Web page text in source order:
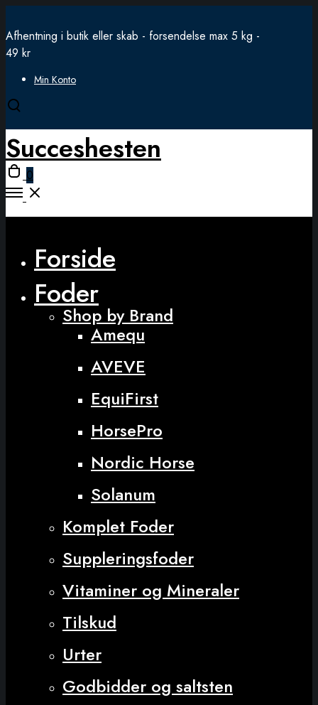
Afhentning i butik eller skab - forsendelse max 5 kg -
49 kr
Min Konto
Open
modal
Succeshesten
Open
cart
0
Open
Forside
Foder
Shop by Brand
Amequ
AVEVE
EquiFirst
HorsePro
Nordic Horse
Solanum
Komplet Foder
Suppleringsfoder
Vitaminer og Mineraler
Tilskud
Urter
Godbidder og saltsten